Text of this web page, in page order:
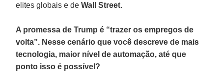
elites globais e deWall Street.
A promessa de Trump é “trazer os empregos de
volta”. Nesse cenário que você descreve de mais
tecnologia, maior nível de automação, até que
ponto isso é possível?